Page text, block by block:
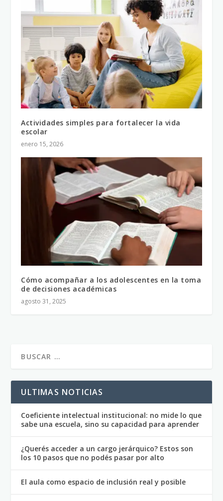
Actividades simples para fortalecer la vida
escolar
enero 15, 2026
Cómo acompañar a los adolescentes en la toma
de decisiones académicas
agosto 31, 2025
ULTIMAS NOTICIAS
Coeficiente intelectual institucional: no mide lo que
sabe una escuela, sino su capacidad para aprender
¿Querés acceder a un cargo jerárquico? Estos son
los 10 pasos que no podés pasar por alto
El aula como espacio de inclusión real y posible